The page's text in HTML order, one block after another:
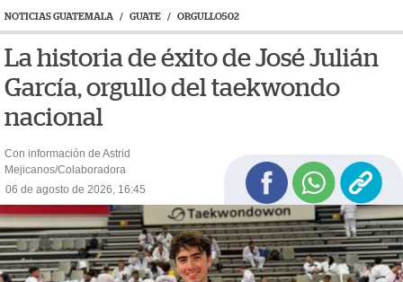
NOTICIAS GUATEMALA / GUATE / ORGULLO502
La historia de éxito de José Julián
García, orgullo del taekwondo
nacional
Con información de Astrid
Mejicanos/Colaboradora
06 de agosto de 2026, 16:45